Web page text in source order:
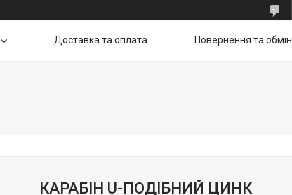
Доставка та оплата Повернення та обмін
КАРАБІН U-ПОДІБНИЙ ЦИНК